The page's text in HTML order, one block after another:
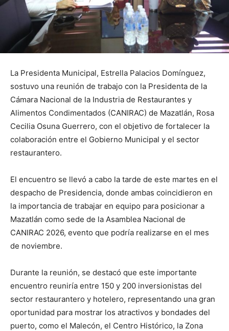
La Presidenta Municipal, Estrella Palacios Domínguez,
sostuvo una reunión de trabajo con la Presidenta de la
Cámara Nacional de la Industria de Restaurantes y
Alimentos Condimentados (CANIRAC) de Mazatlán, Rosa
Cecilia Osuna Guerrero, con el objetivo de fortalecer la
colaboración entre el Gobierno Municipal y el sector
restaurantero.
El encuentro se llevó a cabo la tarde de este martes en el
despacho de Presidencia, donde ambas coincidieron en
la importancia de trabajar en equipo para posicionar a
Mazatlán como sede de la Asamblea Nacional de
CANIRAC 2026, evento que podría realizarse en el mes
de noviembre.
Durante la reunión, se destacó que este importante
encuentro reuniría entre 150 y 200 inversionistas del
sector restaurantero y hotelero, representando una gran
oportunidad para mostrar los atractivos y bondades del
puerto, como el Malecón, el Centro Histórico, la Zona